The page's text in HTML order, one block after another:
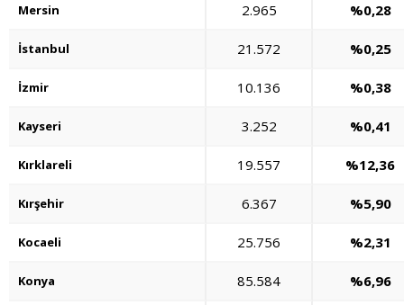
Mersin 2.965 %0,28
İstanbul 21.572 %0,25
İzmir 10.136 %0,38
Kayseri 3.252 %0,41
Kırklareli 19.557 %12,36
Kırşehir 6.367 %5,90
Kocaeli 25.756 %2,31
Konya 85.584 %6,96